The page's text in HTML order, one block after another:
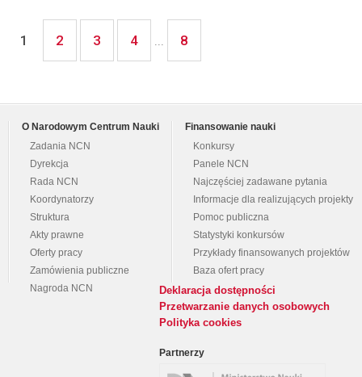
1 2 3 4 ... 8
O Narodowym Centrum Nauki
Zadania NCN
Dyrekcja
Rada NCN
Koordynatorzy
Struktura
Akty prawne
Oferty pracy
Zamówienia publiczne
Nagroda NCN
Finansowanie nauki
Konkursy
Panele NCN
Najczęściej zadawane pytania
Informacje dla realizujących projekty
Pomoc publiczna
Statystyki konkursów
Przykłady finansowanych projektów
Baza ofert pracy
Deklaracja dostępności
Przetwarzanie danych osobowych
Polityka cookies
Partnerzy